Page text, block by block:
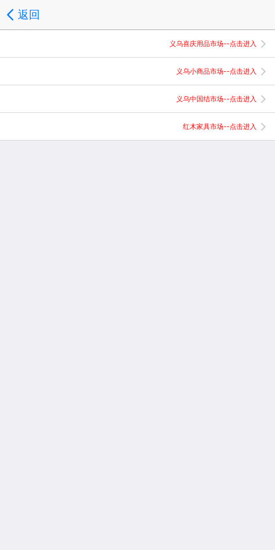
返回
义乌喜庆用品市场--点击进入
义乌小商品市场--点击进入
义乌中国结市场--点击进入
红木家具市场--点击进入